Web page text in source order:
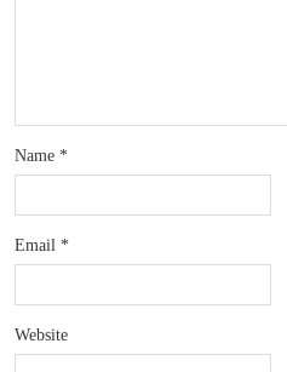
Name *
Email *
Website